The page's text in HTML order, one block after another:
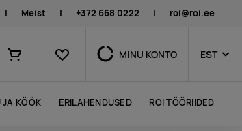
| Meist | +372 668 0222 | roi@roi.ee
Ostukorv
Lemmikud MINU KONTO EST
JA KÖÖK ERILAHENDUSED ROI TÖÖRIIDED